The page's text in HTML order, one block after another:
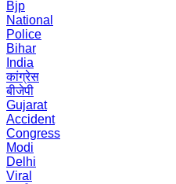
Bjp
National
Police
Bihar
India
कांग्रेस
बीजेपी
Gujarat
Accident
Congress
Modi
Delhi
Viral